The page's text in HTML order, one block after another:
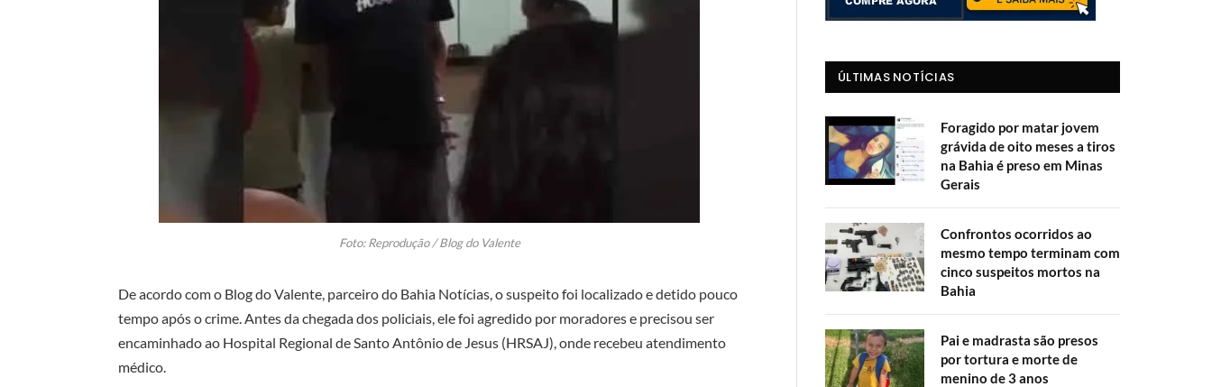
Foto: Reprodução / Blog do Valente
De acordo com o Blog do Valente, parceiro do Bahia Notícias, o suspeito foi localizado e detido pouco
tempo após o crime. Antes da chegada dos policiais, ele foi agredido por moradores e precisou ser
encaminhado ao Hospital Regional de Santo Antônio de Jesus (HRSAJ), onde recebeu atendimento
médico.
ÚLTIMAS NOTÍCIAS
Foragido por matar jovem
grávida de oito meses a tiros
na Bahia é preso em Minas
Gerais
Confrontos ocorridos ao
mesmo tempo terminam com
cinco suspeitos mortos na
Bahia
Pai e madrasta são presos
por tortura e morte de
menino de 3 anos